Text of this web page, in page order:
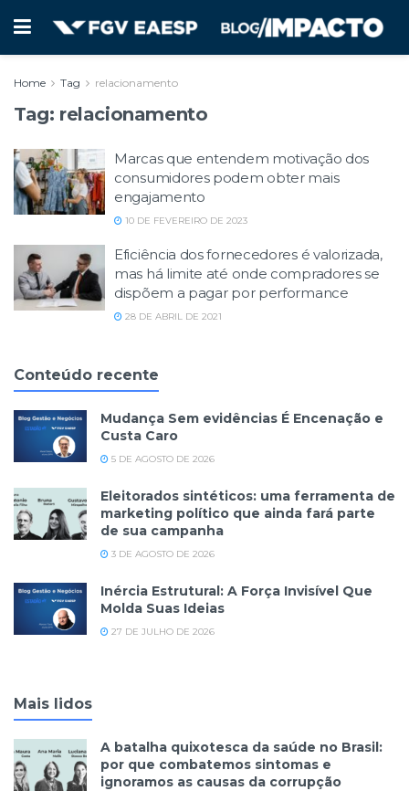
Home Tag relacionamento
Tag: relacionamento
Marcas que entendem motivação dos
consumidores podem obter mais
engajamento
10 DE FEVEREIRO DE 2023
Eficiência dos fornecedores é valorizada,
mas há limite até onde compradores se
dispõem a pagar por performance
28 DE ABRIL DE 2021
Conteúdo recente
Mudança Sem evidências É Encenação e
Custa Caro
5 DE AGOSTO DE 2026
Eleitorados sintéticos: uma ferramenta de
marketing político que ainda fará parte
de sua campanha
3 DE AGOSTO DE 2026
Inércia Estrutural: A Força Invisível Que
Molda Suas Ideias
27 DE JULHO DE 2026
Mais lidos
A batalha quixotesca da saúde no Brasil:
por que combatemos sintomas e
ignoramos as causas da corrupção